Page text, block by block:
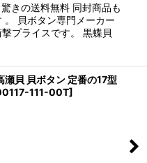
きの送料無料 同封商品も
。 貝ボタン専門メーカー
プライスです。 黒蝶貝
瀬貝 貝ボタン 定番の17型
111-00T]